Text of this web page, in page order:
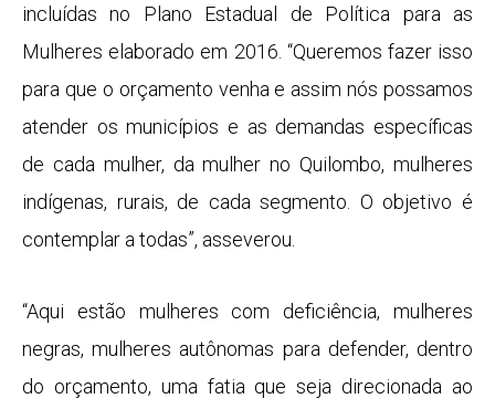
incluídas no Plano Estadual de Política para as
Mulheres elaborado em 2016. “Queremos fazer isso
para que o orçamento venha e assim nós possamos
atender os municípios e as demandas específicas
de cada mulher, da mulher no Quilombo, mulheres
indígenas, rurais, de cada segmento. O objetivo é
contemplar a todas”, asseverou.
“Aqui estão mulheres com deficiência, mulheres
negras, mulheres autônomas para defender, dentro
do orçamento, uma fatia que seja direcionada ao